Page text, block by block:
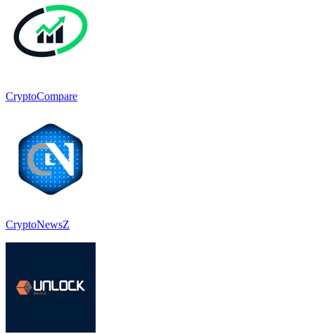
CryptoCompare
CryptoNewsZ